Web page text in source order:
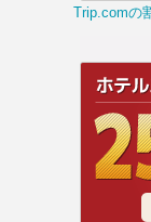
Trip.comの